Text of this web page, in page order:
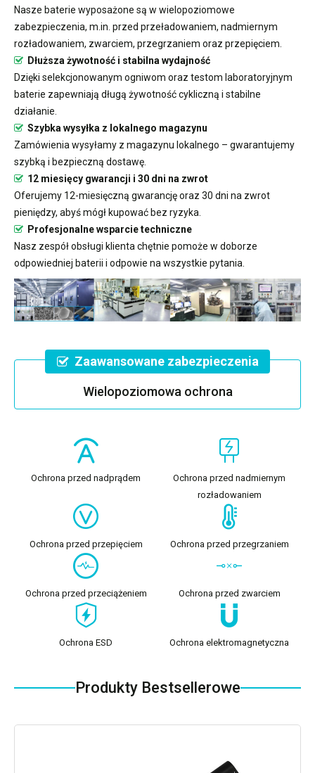
Nasze baterie wyposażone są w wielopoziomowe
zabezpieczenia, m.in. przed przeładowaniem, nadmiernym
rozładowaniem, zwarciem, przegrzaniem oraz przepięciem.
Dłuższa żywotność i stabilna wydajność
Dzięki selekcjonowanym ogniwom oraz testom laboratoryjnym
baterie zapewniają długą żywotność cykliczną i stabilne
działanie.
Szybka wysyłka z lokalnego magazynu
Zamówienia wysyłamy z magazynu lokalnego – gwarantujemy
szybką i bezpieczną dostawę.
12 miesięcy gwarancji i 30 dni na zwrot
Oferujemy 12-miesięczną gwarancję oraz 30 dni na zwrot
pieniędzy, abyś mógł kupować bez ryzyka.
Profesjonalne wsparcie techniczne
Nasz zespół obsługi klienta chętnie pomoże w doborze
odpowiedniej baterii i odpowie na wszystkie pytania.
Zaawansowane zabezpieczenia
Wielopoziomowa ochrona
Ochrona przed nadprądem
Ochrona przed nadmiernym
rozładowaniem
Ochrona przed przepięciem Ochrona przed przegrzaniem
Ochrona przed przeciążeniem Ochrona przed zwarciem
Ochrona ESD Ochrona elektromagnetyczna
Produkty Bestsellerowe